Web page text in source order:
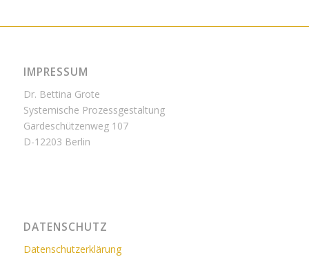
IMPRESSUM
Dr. Bettina Grote
Systemische Prozessgestaltung
Gardeschützenweg 107
D-12203 Berlin
DATENSCHUTZ
Datenschutzerklärung